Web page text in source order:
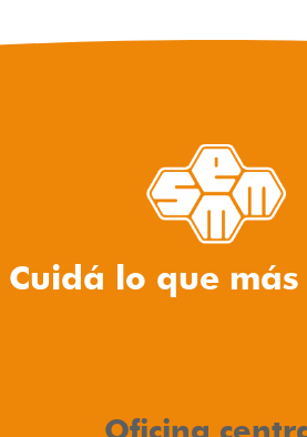
Cuidá lo que
Oficina